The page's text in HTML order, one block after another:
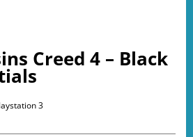
Creed 4 – Black
3